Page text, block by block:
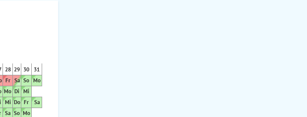
28 29 30
31
Fr Sa So Mo
Mo Di Mi
Mi Do Fr
Sa
Sa So Mo